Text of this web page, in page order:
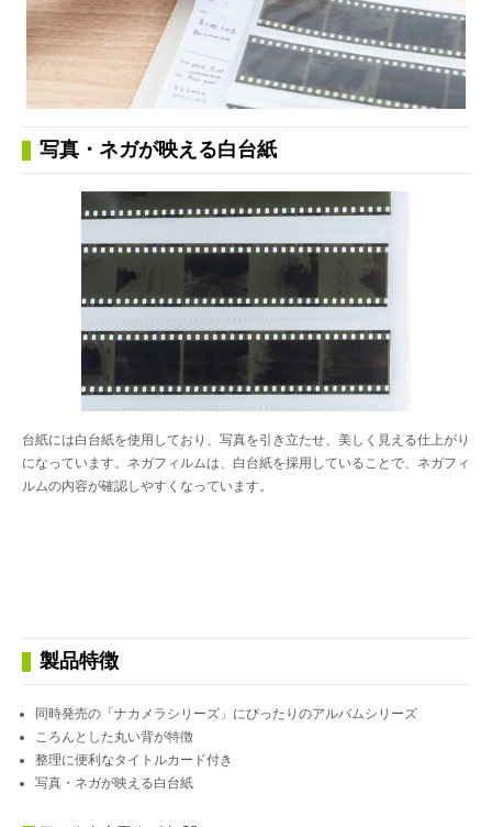
写真・ネガが映える白台紙
台紙には白台紙を使用しており、写真を引き立たせ、美しく見える仕上がり
になっています。ネガフィルムは、白台紙を採用していることで、ネガフィ
ルムの内容が確認しやすくなっています。
製品特徴
同時発売の「ナカメラシリーズ」にぴったりのアルバムシリーズ
ころんとした丸い背が特徴
整理に便利なタイトルカード付き
写真・ネガが映える白台紙